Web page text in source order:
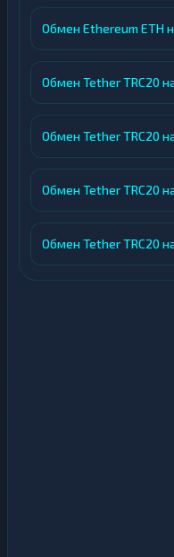
Обмен Ethereum ETH
Обмен Tether TRC20
Обмен Tether TRC20
Обмен Tether TRC20
Обмен Tether TRC20